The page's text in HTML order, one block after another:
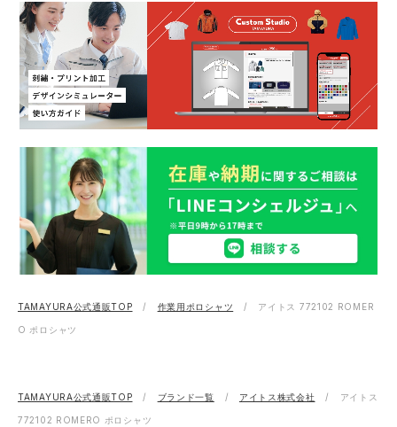
TAMAYURA公式通販TOP 作業用ポロシャツ アイトス 772102 ROMER
O ポロシャツ
TAMAYURA公式通販TOP ブランド一覧 アイトス株式会社 アイトス
772102 ROMERO ポロシャツ